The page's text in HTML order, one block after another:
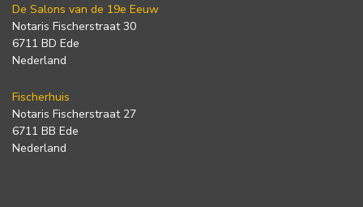
De Salons van de 19e Eeuw
Notaris Fischerstraat 30
6711 BD Ede
Nederland
Fischerhuis
Notaris Fischerstraat 27
6711 BB Ede
Nederland